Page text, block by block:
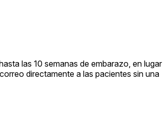
las 10 semanas de embarazo, en lugar
directamente a las pacientes sin una